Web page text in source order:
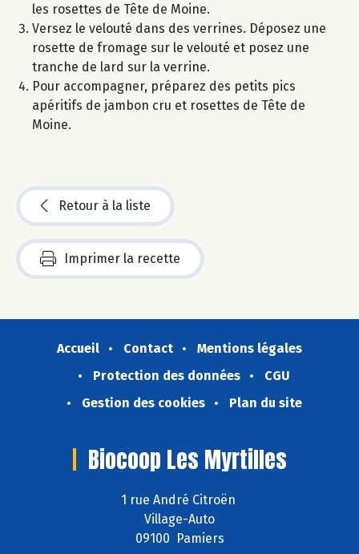
les rosettes de Tête de Moine.
Versez le velouté dans des verrines. Déposez une
rosette de fromage sur le velouté et posez une
tranche de lard sur la verrine.
Pour accompagner, préparez des petits pics
apéritifs de jambon cru et rosettes de Tête de
Moine.
Retour à la liste
Imprimer la recette
Accueil Contact
Mentions légales
Protection des données
CGU
Gestion des cookies
Plan du site
Biocoop Les Myrtilles
1 rue André Citroën
Village-Auto
09100 Pamiers